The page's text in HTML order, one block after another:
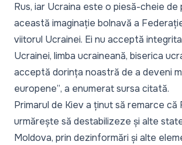
Rus, iar Ucraina este o piesă-cheie de
această imaginație bolnavă a
viitorul Ucrainei. Ei nu acceptă
Ucrainei, limba ucraineană, biserica
acceptă dorința noastră de a deveni
europene”, a enumerat sursa citată.
Primarul de Kiev a ținut să remarce că
urmărește să destabilizeze și alte
Moldova, prin dezinformări și alte